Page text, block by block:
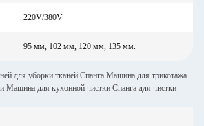
220V/380V
95 мм, 102 мм, 120 мм, 135 мм.
для уборки тканей Спанга Машина для трикотажа
Машина для кухонной чистки Спанга для чистки